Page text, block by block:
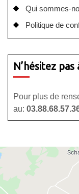
Qui sommes-
Politique de
N’hésitez
Pour plus de
au: